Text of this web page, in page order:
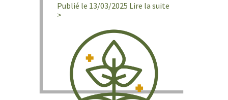
Publié le 13/03/2025 Lire la suite
>